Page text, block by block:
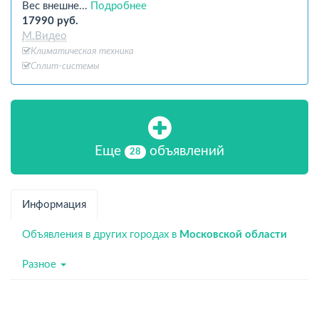
Вес внешне...
Подробнее
17990 руб.
М.Видео
Климатическая техника
Сплит-системы
Еще 28 объявлений
Информация
Объявления в других городах в Московской области
Разное